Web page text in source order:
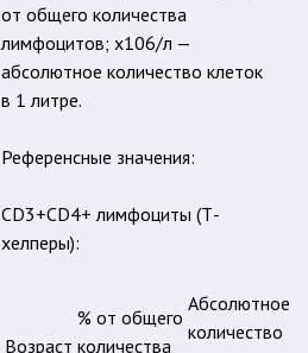
от общего количества
лимфоцитов; х106/л —
абсолютное количество клеток
в 1 литре.
Референсные значения:
CD3+CD4+ лимфоциты (Т-
хелперы):
Возраст
% от общего
количества
Абсолютное
количество